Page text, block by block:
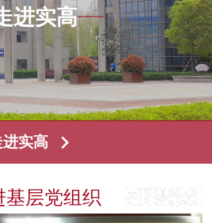
进实高
进实高
基层党组织